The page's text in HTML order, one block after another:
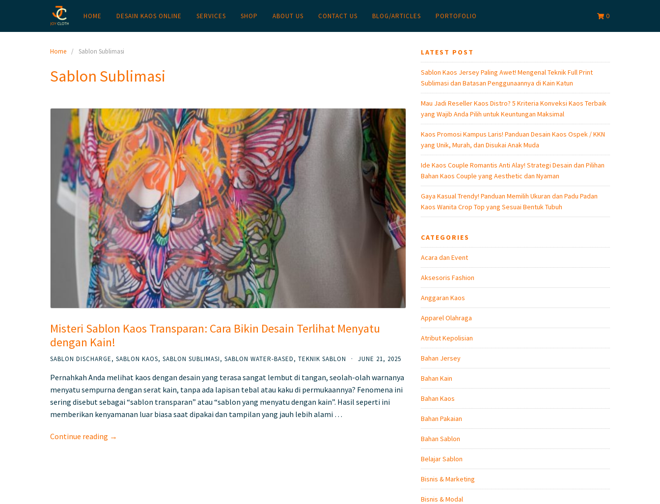
0
HOME DESAIN KAOS ONLINE SERVICES SHOP ABOUT US CONTACT US BLOG/ARTICLES PORTOFOLIO
Home Sablon Sublimasi
Sablon Sublimasi
Misteri Sablon Kaos Transparan: Cara Bikin Desain Terlihat Menyatu
dengan Kain!
SABLON DISCHARGE, SABLON KAOS, SABLON SUBLIMASI, SABLON WATER-BASED, TEKNIK SABLON · JUNE 21, 2025
Pernahkah Anda melihat kaos dengan desain yang terasa sangat lembut di tangan, seolah-olah warnanya
menyatu sempurna dengan serat kain, tanpa ada lapisan tebal atau kaku di permukaannya? Fenomena ini
sering disebut sebagai “sablon transparan” atau “sablon yang menyatu dengan kain”. Hasil seperti ini
memberikan kenyamanan luar biasa saat dipakai dan tampilan yang jauh lebih alami …
Continue reading →
LATEST POST
Sablon Kaos Jersey Paling Awet! Mengenal Teknik Full Print
Sublimasi dan Batasan Penggunaannya di Kain Katun
Mau Jadi Reseller Kaos Distro? 5 Kriteria Konveksi Kaos Terbaik
yang Wajib Anda Pilih untuk Keuntungan Maksimal
Kaos Promosi Kampus Laris! Panduan Desain Kaos Ospek / KKN
yang Unik, Murah, dan Disukai Anak Muda
Ide Kaos Couple Romantis Anti Alay! Strategi Desain dan Pilihan
Bahan Kaos Couple yang Aesthetic dan Nyaman
Gaya Kasual Trendy! Panduan Memilih Ukuran dan Padu Padan
Kaos Wanita Crop Top yang Sesuai Bentuk Tubuh
CATEGORIES
Acara dan Event
Aksesoris Fashion
Anggaran Kaos
Apparel Olahraga
Atribut Kepolisian
Bahan Jersey
Bahan Kain
Bahan Kaos
Bahan Pakaian
Bahan Sablon
Belajar Sablon
Bisnis & Marketing
Bisnis & Modal